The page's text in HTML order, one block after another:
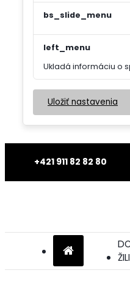
bs_slide_menu
left_menu
Ukladá informáciu o
Uložiť nastavenia
+421 911 82 82 80